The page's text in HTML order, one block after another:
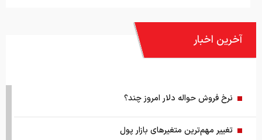
آخرین اخبار
نرخ فروش حواله دلار امروز چند؟
تغییر مهم‌ترین متغیرهای بازار پول